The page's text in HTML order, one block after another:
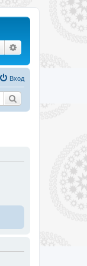
Поиск
Вход